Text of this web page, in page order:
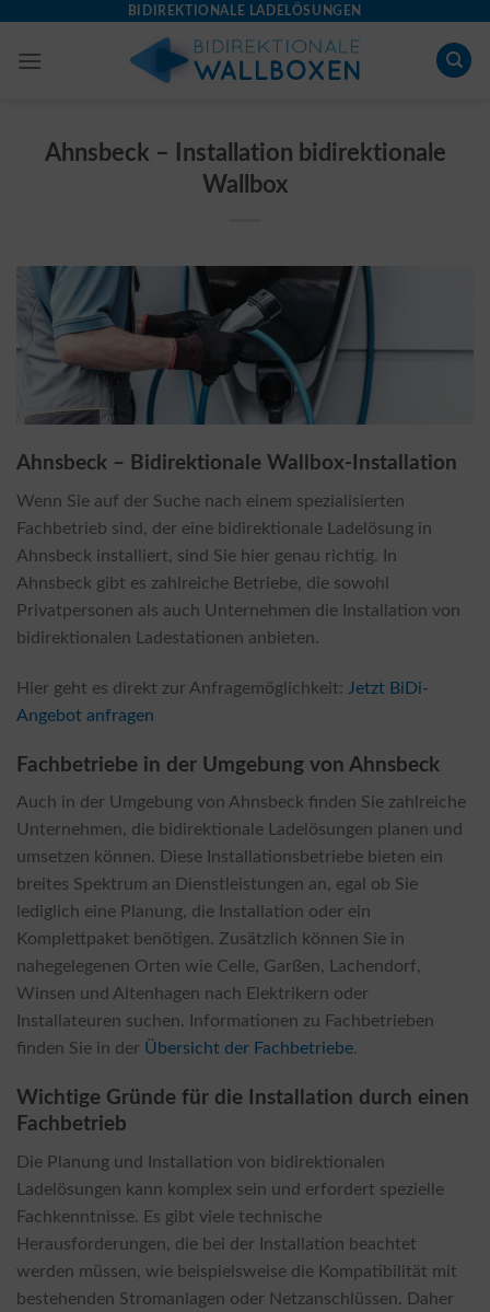
content
BIDIREKTIONALE LADELÖSUNGEN
Ahnsbeck – Installation bidirektionale
Wallbox
Ahnsbeck – Bidirektionale Wallbox-Installation
Wenn Sie auf der Suche nach einem spezialisierten
Fachbetrieb sind, der eine bidirektionale Ladelösung in
Ahnsbeck installiert, sind Sie hier genau richtig. In
Ahnsbeck gibt es zahlreiche Betriebe, die sowohl
Privatpersonen als auch Unternehmen die Installation von
bidirektionalen Ladestationen anbieten.
Hier geht es direkt zur Anfragemöglichkeit: Jetzt BiDi-
Angebot anfragen
Fachbetriebe in der Umgebung von Ahnsbeck
Auch in der Umgebung von Ahnsbeck finden Sie zahlreiche
Unternehmen, die bidirektionale Ladelösungen planen und
umsetzen können. Diese Installationsbetriebe bieten ein
breites Spektrum an Dienstleistungen an, egal ob Sie
lediglich eine Planung, die Installation oder ein
Komplettpaket benötigen. Zusätzlich können Sie in
nahegelegenen Orten wie Celle, Garßen, Lachendorf,
Winsen und Altenhagen nach Elektrikern oder
Installateuren suchen. Informationen zu Fachbetrieben
finden Sie in der Übersicht der Fachbetriebe.
Wichtige Gründe für die Installation durch einen
Fachbetrieb
Die Planung und Installation von bidirektionalen
Ladelösungen kann komplex sein und erfordert spezielle
Fachkenntnisse. Es gibt viele technische
Herausforderungen, die bei der Installation beachtet
werden müssen, wie beispielsweise die Kompatibilität mit
bestehenden Stromanlagen oder Netzanschlüssen. Daher